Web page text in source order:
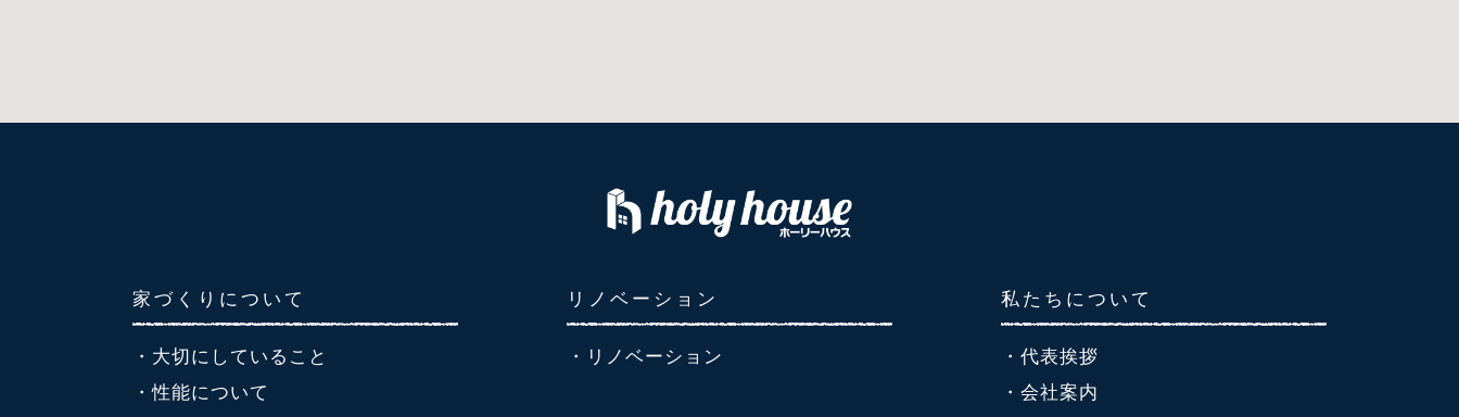
家づくりについて
・大切にしていること
・性能について
リノベーション
・リノベーション
私たちについて
・代表挨拶
・会社案内